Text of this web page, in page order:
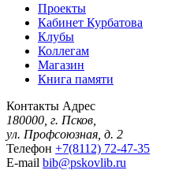
Проекты
Кабинет Курбатова
Клубы
Коллегам
Магазин
Книга памяти
Контакты Адрес
180000, г. Псков,
ул. Профсоюзная, д. 2
Телефон +7(8112) 72-47-35
E-mail bib@pskovlib.ru